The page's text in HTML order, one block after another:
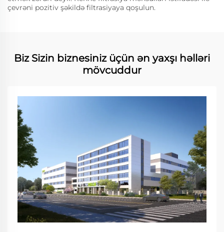
çevrəni pozitiv şəkildə filtrasiyaya qoşulun.
Biz Sizin biznesiniz üçün ən yaxşı həlləri
mövcuddur